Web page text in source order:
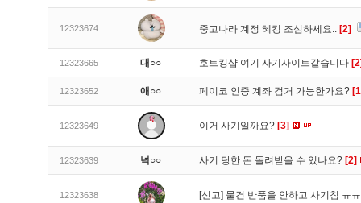
12323674 중고나라 계정 혜킹 조심하세요.. [2]
12323665 대○○ 호트킹샵 여기 사기사이트같습니다 [2]
12323652 애○○ 페이코 인증 계좌 검거 가능한가요?
12323649 이거 사기일까요? [3]
12323639 넉○○ 사기 당한 돈 돌려받을 수 있나요? [2]
12323638 [신고] 물건 반품을 안하고 사기침 ㅠㅠ